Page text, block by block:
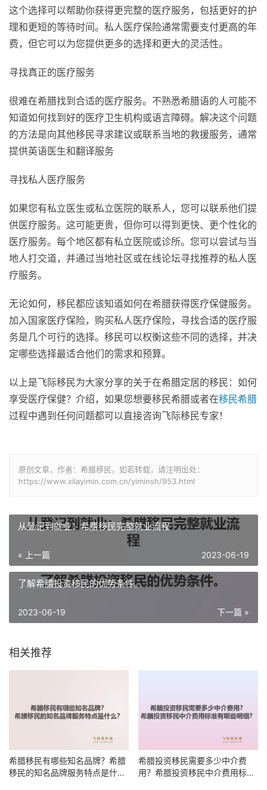
这个选择可以帮助你获得更完整的医疗服务，包括更好的护
理和更短的等待时间。私人医疗保险通常需要支付更高的年
费，但它可以为您提供更多的选择和更大的灵活性。
寻找真正的医疗服务
很难在希腊找到合适的医疗服务。不熟悉希腊语的人可能不
知道如何找到好的医疗卫生机构或语言障碍。解决这个问题
的方法是向其他移民寻求建议或联系当地的救援服务，通常
提供英语医生和翻译服务
寻找私人医疗服务
如果您有私立医生或私立医院的联系人，您可以联系他们提
供医疗服务。这可能更贵，但你可以得到更快、更个性化的
医疗服务。每个地区都有私立医院或诊所。您可以尝试与当
地人打交道，并通过当地社区或在线论坛寻找推荐的私人医
疗服务。
无论如何，移民都应该知道如何在希腊获得医疗保健服务。
加入国家医疗保险，购买私人医疗保险，寻找合适的医疗服
务是几个可行的选择。移民可以权衡这些不同的选择，并决
定哪些选择最适合他们的需求和预算。
以上是飞际移民为大家分享的关于在希腊定居的移民：如何
享受医疗保健？介绍，如果您想要移民希腊或者在移民希腊
过程中遇到任何问题都可以直接咨询飞际移民专家！
原创文章，作者：希腊移民，如若转载，请注明出处：
https://www.xilayimin.com.cn/yiminsh/953.html
从登记到就业：希腊移民完整就业流程
« 上一篇 2023-06-19
了解希腊投资移民的优势条件。
下一篇 »
2023-06-19
相关推荐
希腊移民有哪些知名品牌？希腊
移民的知名品牌服务特点是什
希腊投资移民需要多少中介费
用？希腊投资移民中介费用标准